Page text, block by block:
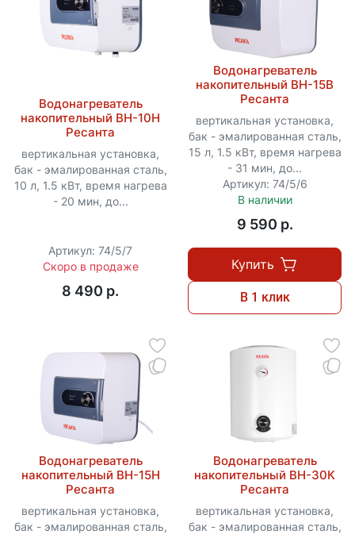
Водонагреватель
накопительный ВН-10Н
Ресанта
вертикальная установка,
бак - эмалированная сталь,
10 л, 1.5 кВт, время нагрева
- 20 мин, до...
Артикул: 74/5/7
Скоро в продаже
8 490 p.
Водонагреватель
накопительный ВН-15В
Ресанта
вертикальная установка,
бак - эмалированная сталь,
15 л, 1.5 кВт, время нагрева
- 31 мин, до...
Артикул: 74/5/6
В наличии
9 590 p.
Купить
В 1 клик
Водонагреватель
накопительный ВН-15Н
Ресанта
вертикальная установка,
бак - эмалированная сталь,
Водонагреватель
накопительный ВН-30К
Ресанта
вертикальная установка,
бак - эмалированная сталь,